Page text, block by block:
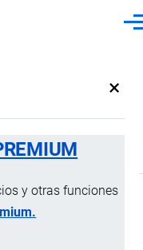
×
y otras funciones
2024